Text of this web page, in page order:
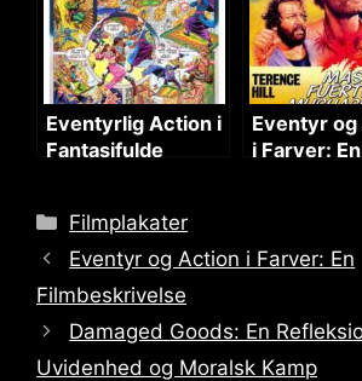
Eventyrlig Action i
Fantasifulde
Eventyr
i Farver: En
Categories
Filmplakater
Eventyr og Action i Farver: En
Filmbeskrivelse
Damaged Goods: En
Uvidenhed og Moralsk Kamp